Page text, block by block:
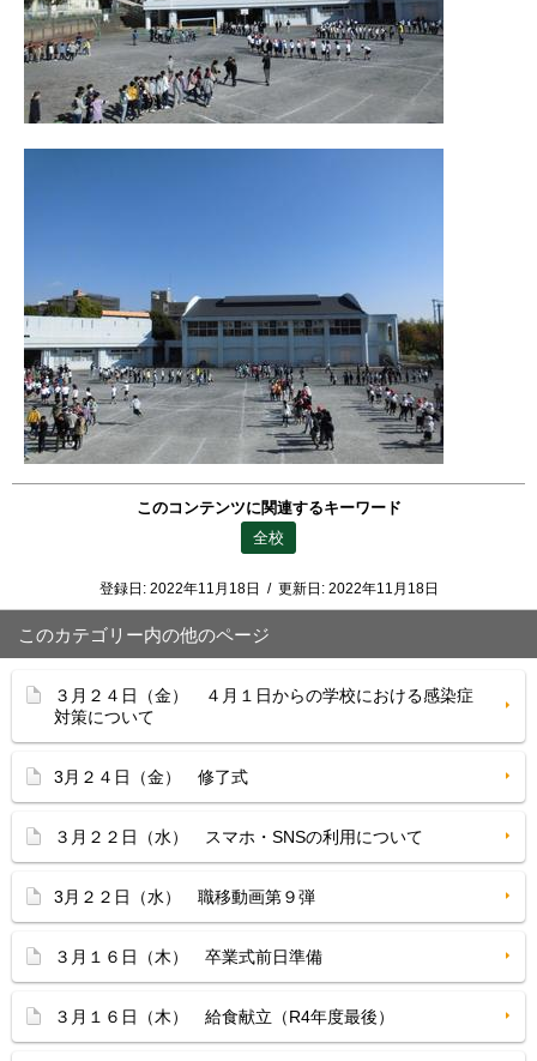
このコンテンツに関連するキーワード
全校
登録日: 2022年11月18日 / 更新日: 2022年11月18日
このカテゴリー内の他のページ
３月２４日（金） ４月１日からの学校における感染症
対策について
3月２４日（金） 修了式
３月２２日（水） スマホ・SNSの利用について
3月２２日（水） 職移動画第９弾
３月１６日（木） 卒業式前日準備
３月１６日（木） 給食献立（R4年度最後）